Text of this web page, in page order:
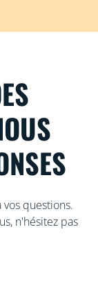
questions.
n'hésitez pas